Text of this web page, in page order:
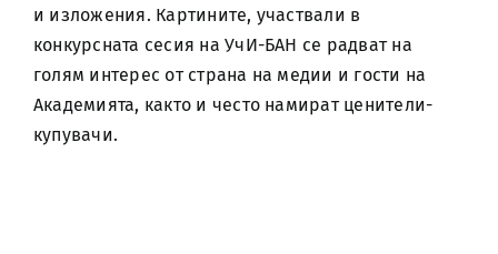
и изложения. Картините, участвали в
конкурсната сесия на УчИ-БАН се радват на
голям интерес от страна на медии и гости на
Академията, както и често намират ценители-
купувачи.